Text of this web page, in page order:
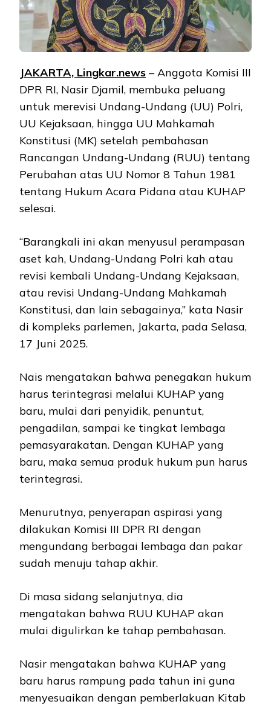
JAKARTA, Lingkar.news – Anggota Komisi III
DPR RI, Nasir Djamil, membuka peluang
untuk merevisi Undang-Undang (UU) Polri,
UU Kejaksaan, hingga UU Mahkamah
Konstitusi (MK) setelah pembahasan
Rancangan Undang-Undang (RUU) tentang
Perubahan atas UU Nomor 8 Tahun 1981
tentang Hukum Acara Pidana atau KUHAP
selesai.
“Barangkali ini akan menyusul perampasan
aset kah, Undang-Undang Polri kah atau
revisi kembali Undang-Undang Kejaksaan,
atau revisi Undang-Undang Mahkamah
Konstitusi, dan lain sebagainya,” kata Nasir
di kompleks parlemen, Jakarta, pada Selasa,
17 Juni 2025.
Nais mengatakan bahwa penegakan hukum
harus terintegrasi melalui KUHAP yang
baru, mulai dari penyidik, penuntut,
pengadilan, sampai ke tingkat lembaga
pemasyarakatan. Dengan KUHAP yang
baru, maka semua produk hukum pun harus
terintegrasi.
Menurutnya, penyerapan aspirasi yang
dilakukan Komisi III DPR RI dengan
mengundang berbagai lembaga dan pakar
sudah menuju tahap akhir.
Di masa sidang selanjutnya, dia
mengatakan bahwa RUU KUHAP akan
mulai digulirkan ke tahap pembahasan.
Nasir mengatakan bahwa KUHAP yang
baru harus rampung pada tahun ini guna
menyesuaikan dengan pemberlakuan Kitab